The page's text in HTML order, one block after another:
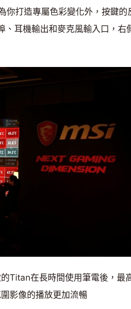
你打造專屬色彩變化外，按鍵的
耳機輸出和麥克風輸入口，右
Titan在長時間使用筆電後，最
影像的播放更加流暢